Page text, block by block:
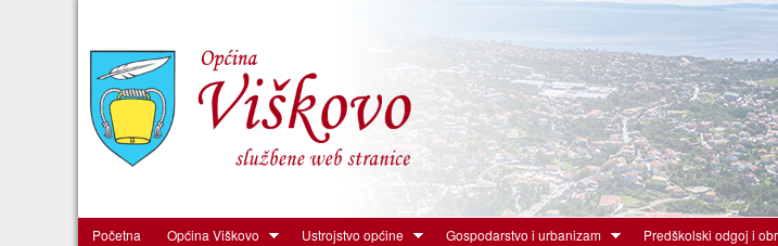
Skoči
glavni
sadržaj
Početna Općina Viškovo Ustrojstvo općine Gospodarstvo i urbanizam Predškolski odgoj i